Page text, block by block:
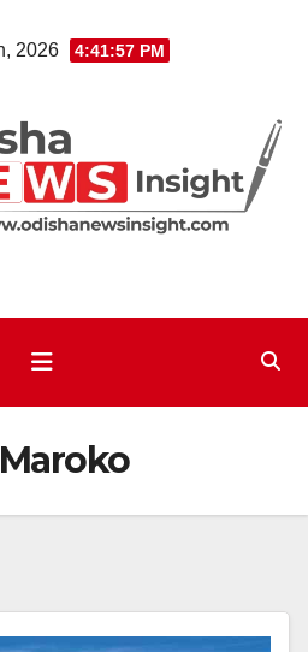
2026 4:41:57 PM